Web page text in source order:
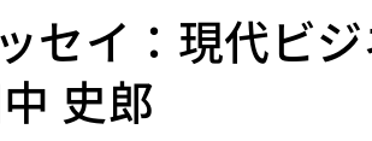
セイ：現代ビ
史郎